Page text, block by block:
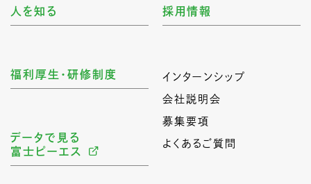
人を知る
福利厚生・研修制度
データで見る
富士ピーエス
採用情報
インターンシップ
会社説明会
募集要項
よくあるご質問